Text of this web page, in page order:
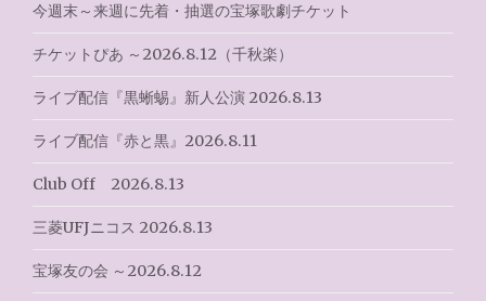
シ
ョ
ン
今週末～来週に先着・抽選の宝塚歌劇チケット
チケットぴあ ～2026.8.12（千秋楽）
ライブ配信『黒蜥蜴』新人公演 2026.8.13
ライブ配信『赤と黒』2026.8.11
Club Off 2026.8.13
三菱UFJニコス 2026.8.13
宝塚友の会 ～2026.8.12